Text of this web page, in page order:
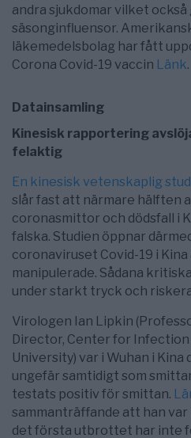
andra sjukdomar vilket också
säsonginfluensor.
läkemedelsbolag har fått
Corona Covid-19 vaccin Länk.
Datainsamling
Kinesisk rapportering
felaktig
En kinesisk vetenskaplig
slår fast att närmare hälften
coronasmittor och dödsfall i
falska. Studien öppnar
coronaviruset Covid-19 i
manipulerade. Sådana
under starkt tryck och
Virologen Ian Lipkin
Director, Center for Infection
University) var i Wuhan i Kina
ungefär samtidigt som
testats positiv för smittan.
sammanträffande att han var
det första utbrottet har inte